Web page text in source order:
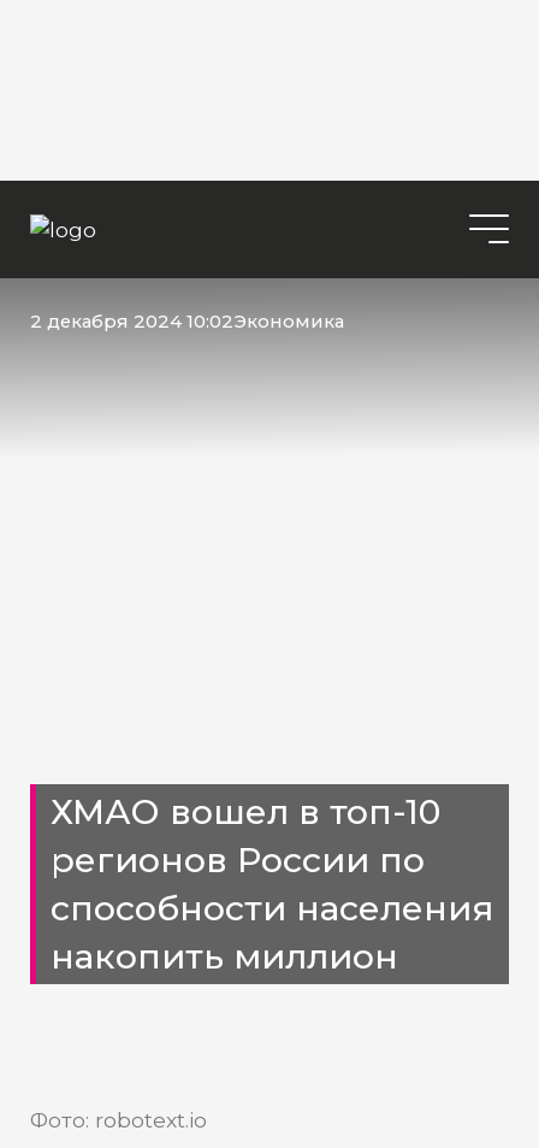
2 декабря 2024 10:02Экономика
ХМАО вошел в топ-10
регионов России по
способности населения
накопить миллион
Фото: robotext.io